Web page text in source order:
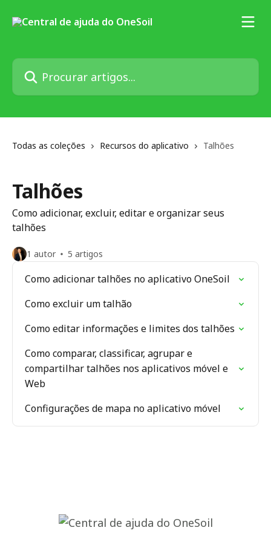
Procurar artigos...
Todas as coleções Recursos do aplicativo Talhões
Talhões
Como adicionar, excluir, editar e organizar seus
talhões
1 autor 5 artigos
Como adicionar talhões no aplicativo OneSoil
Como excluir um talhão
Como editar informações e limites dos talhões
Como comparar, classificar, agrupar e
compartilhar talhões nos aplicativos móvel e
Web
Configurações de mapa no aplicativo móvel